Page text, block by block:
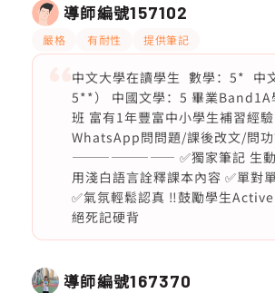
導師編號157102
嚴格 有耐性 提供筆記
中文大學在讀學生 數學：5* 中
5**） 中國文學：5 畢業
班 富有1年豐富中小學生補習經
WhatsApp問問題/課後改文/問
———————— ✅獨家筆記 生動
用淺白語言詮釋課本內容 ✅單對
✅氣氛輕鬆認真 ‼️鼓勵學生
絕死記硬背
導師編號167370